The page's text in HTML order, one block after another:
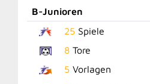
B-Junioren
25 Spiele
8 Tore
5 Vorlagen